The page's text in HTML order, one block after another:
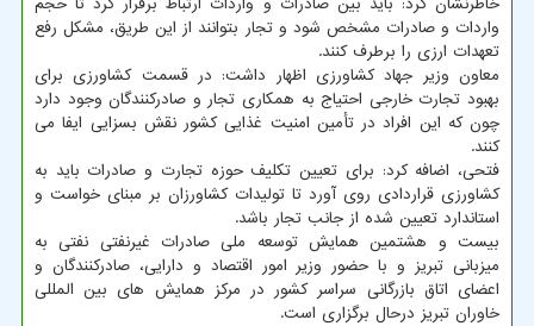
واردات و صادرات مشخص شود و تجار بتوانند از این طریق، مشکل رفع
تعهدات ارزی را برطرف کنند.
معاون وزیر جهاد کشاورزی اظهار داشت: در قسمت کشاورزی برای
بهبود تجارت خارجی احتیاج به همکاری تجار و صادرکنندگان وجود دارد
چون که این افراد در تأمین امنیت غذایی کشور نقش بسزایی ایفا می
کنند.
فتحی، اضافه کرد: برای تعیین تکلیف حوزه تجارت و صادرات باید به
کشاورزی قراردادی روی آورد تا تولیدات کشاورزان بر مبنای خواست و
استاندارد تعیین شده از جانب تجار باشد.
بیست و هشتمین همایش توسعه ملی صادرات غیرنفتی نفتی به
میزبانی تبریز و با حضور وزیر امور اقتصاد و دارایی، صادرکنندگان و
اعضای اتاق بازرگانی سراسر کشور در مرکز همایش های بین المللی
خاوران تبریز درحال برگزاری است.